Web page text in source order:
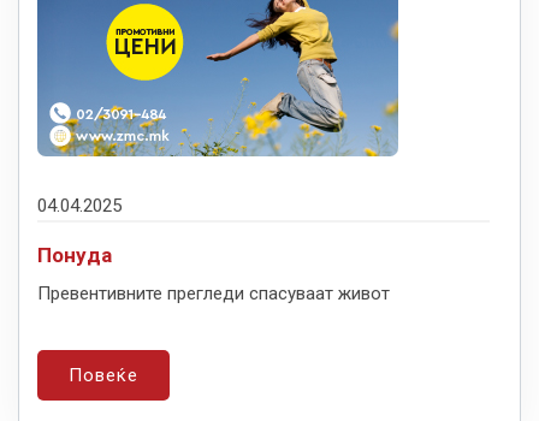
04.04.2025
Понуда
Превентивните прегледи спасуваат живот
Повеќе